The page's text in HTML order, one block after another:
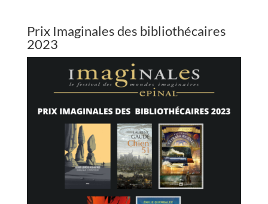
Prix Imaginales des bibliothécaires
2023